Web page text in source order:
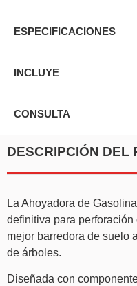
ESPECIFICACIONES
INCLUYE
CONSULTA
DESCRIPCIÓN DEL
La Ahoyadora de
definitiva para
mejor barredora de suelo
de árboles.
Diseñada con